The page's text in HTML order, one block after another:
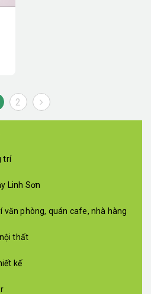
2
trí
Linh Sơn
văn phòng, quán cafe, nhà hàng
thất
kế